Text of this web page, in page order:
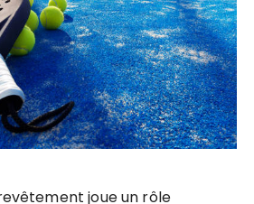
joue un rôle